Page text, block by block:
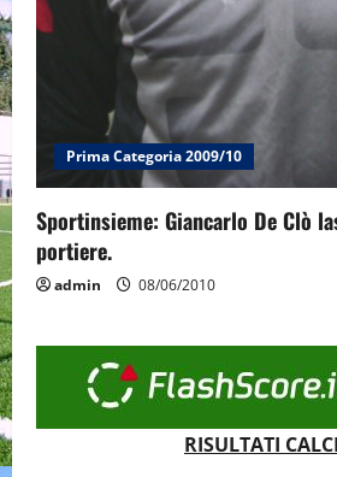
Prima Categoria 2009/10
Sportinsieme: Giancarlo De Clò
portiere.
admin 08/06/2010
RISULTATI